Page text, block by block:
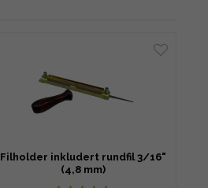
Filholder inkludert rundfil 3/16"
(4,8 mm)